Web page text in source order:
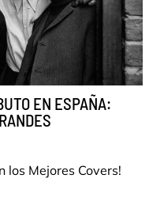
EN ESPAÑA:
los Mejores Covers!